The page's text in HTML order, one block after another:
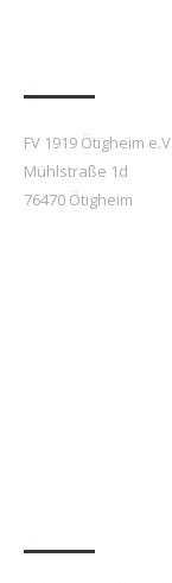
FV 1919 Ötigheim e.V.
Mühlstraße 1d
76470 Ötigheim